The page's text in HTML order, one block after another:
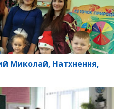
Миколай, Натхнення,